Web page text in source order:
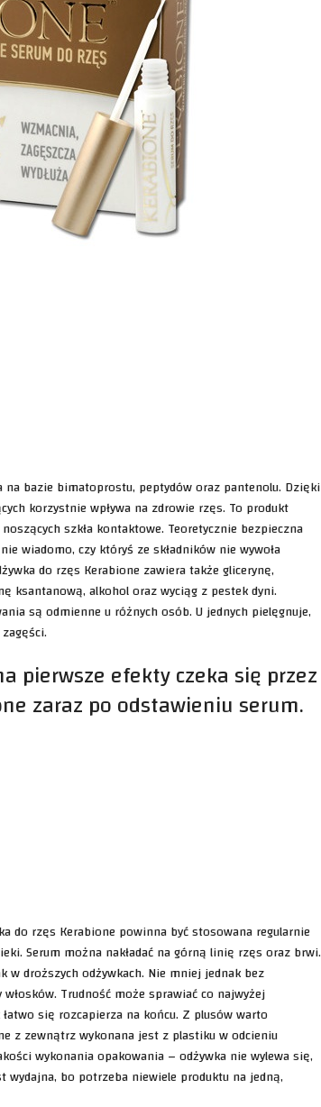
bazie bimatoprostu, peptydów oraz pantenolu. Dzięki
korzystnie wpływa na zdrowie rzęs. To produkt
szkła kontaktowe. Teoretycznie bezpieczna
wiadomo, czy któryś ze składników nie wywoła
do rzęs Kerabione zawiera także glicerynę,
ksantanową, alkohol oraz wyciąg z pestek dyni.
są odmienne u różnych osób. U jednych pielęgnuje,
pierwsze efekty czeka się przez
zaraz po odstawieniu serum.
do rzęs Kerabione powinna być stosowana regularnie
Serum można nakładać na górną linię rzęs oraz brwi.
w droższych odżywkach. Nie mniej jednak bez
Trudność może sprawiać co najwyżej
się rozcapierza na końcu. Z plusów warto
z zewnątrz wykonana jest z plastiku w odcieniu
wykonania opakowania – odżywka nie wylewa się,
bo potrzeba niewiele produktu na jedną,